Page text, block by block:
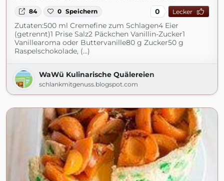
84 0 Speichern 0 Lecker
Zutaten:500 ml Cremefine zum Schlagen4 Eier
(getrennt)1 Prise Salz2 Päckchen Vanillin-Zucker1
Vanillearoma oder Buttervanille80 g Zucker50 g
Raspelschokolade, (...)
WaWü Kulinarische Quälereien
schlankmitgenuss.blogspot.com